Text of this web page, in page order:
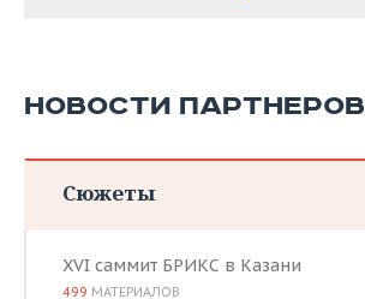
НОВОСТИ ПАРТНЕРОВ
Сюжеты
XVI саммит БРИКС в Казани
499 МАТЕРИАЛОВ